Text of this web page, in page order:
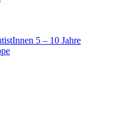
5 – 10 Jahre